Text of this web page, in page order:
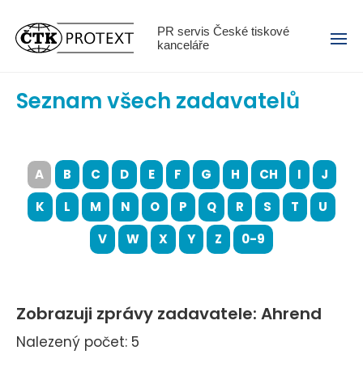
PR servis České tiskové
kanceláře
Menu
Seznam všech zadavatelů
A B C D E F G H CH I
J
K
L M N O P Q R S T
U
V
W X Y Z 0-9
Zobrazuji zprávy zadavatele: Ahrend
Nalezený počet: 5